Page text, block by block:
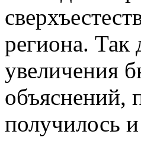
региона. Так
увеличения
объяснений,
получилось